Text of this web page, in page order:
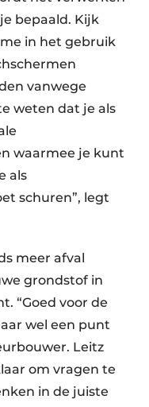
bepaald. Kijk
in het gebruik
vanwege
weten dat je als
waarmee je kunt
als
schuren”, legt
meer afval
grondstof in
“Goed voor de
wel een punt
Leitz
om vragen te
in de juiste